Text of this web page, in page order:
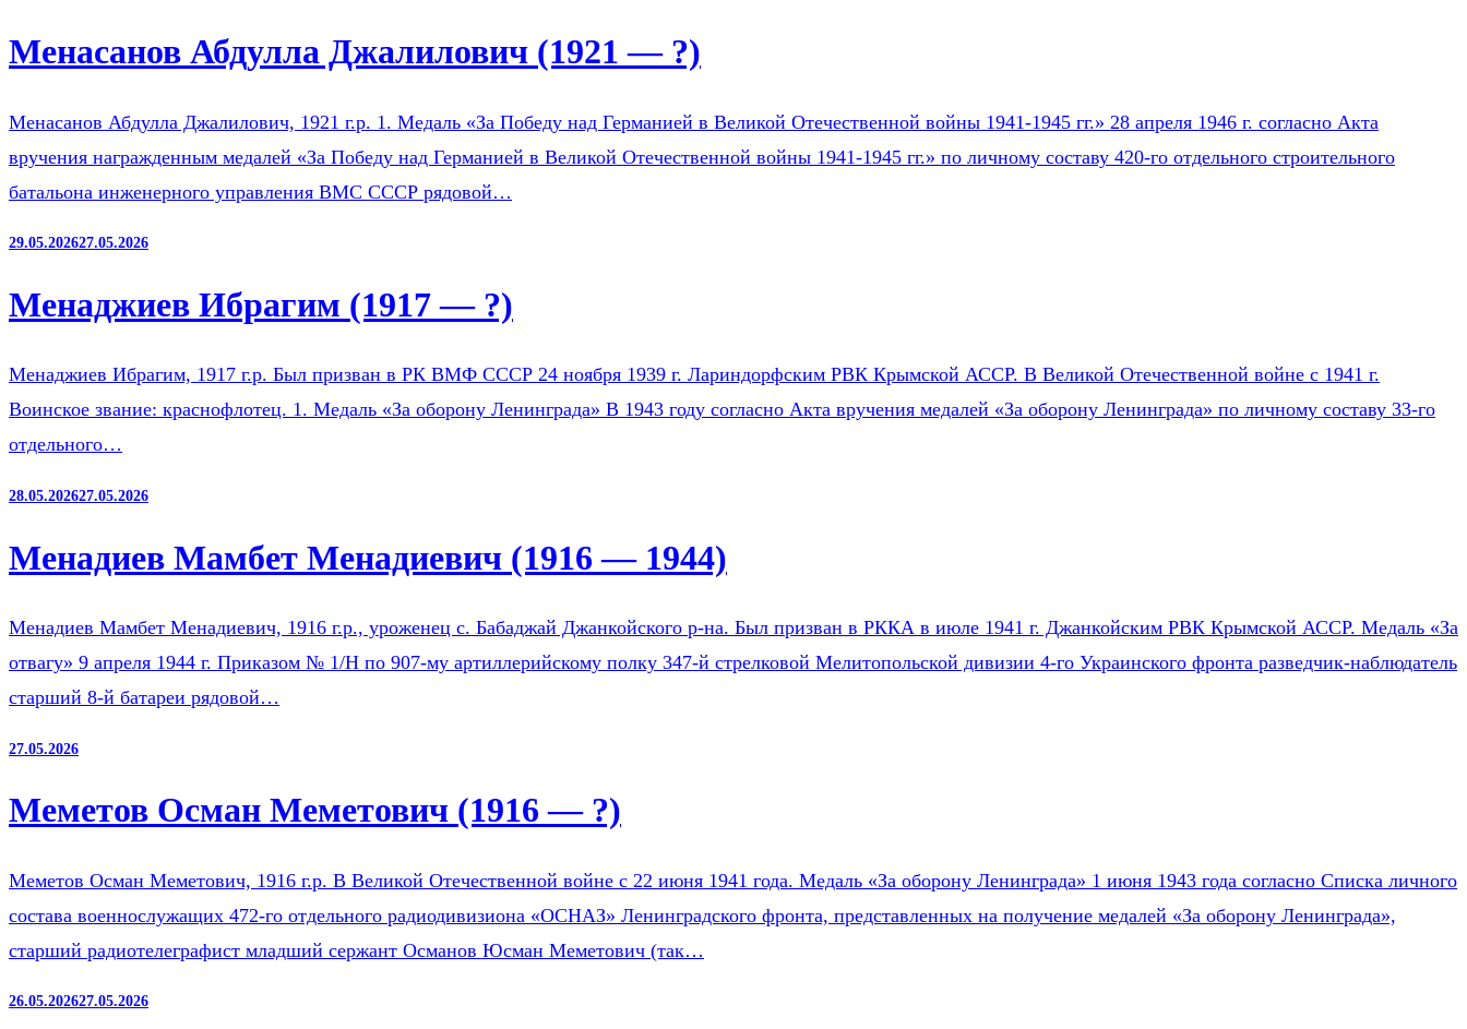
Менасанов Абдулла Джалилович (1921 — ?)
Менасанов Абдулла Джалилович, 1921 г.р. 1. Медаль «За Победу над Германией в Великой Отечественной войны 1941-1945 гг.» 28 апреля 1946 г. согласно Акта
вручения награжденным медалей «За Победу над Германией в Великой Отечественной войны 1941-1945 гг.» по личному составу 420-го отдельного строительного
батальона инженерного управления ВМС СССР рядовой…
29.05.202627.05.2026
Менаджиев Ибрагим (1917 — ?)
Менаджиев Ибрагим, 1917 г.р. Был призван в РК ВМФ СССР 24 ноября 1939 г. Лариндорфским РВК Крымской АССР. В Великой Отечественной войне с 1941 г.
Воинское звание: краснофлотец. 1. Медаль «За оборону Ленинграда» В 1943 году согласно Акта вручения медалей «За оборону Ленинграда» по личному составу 33-го
отдельного…
28.05.202627.05.2026
Менадиев Мамбет Менадиевич (1916 — 1944)
Менадиев Мамбет Менадиевич, 1916 г.р., уроженец с. Бабаджай Джанкойского р-на. Был призван в РККА в июле 1941 г. Джанкойским РВК Крымской АССР. Медаль «За
отвагу» 9 апреля 1944 г. Приказом № 1/Н по 907-му артиллерийскому полку 347-й стрелковой Мелитопольской дивизии 4-го Украинского фронта разведчик-наблюдатель
старший 8-й батареи рядовой…
27.05.2026
Меметов Осман Меметович (1916 — ?)
Меметов Осман Меметович, 1916 г.р. В Великой Отечественной войне с 22 июня 1941 года. Медаль «За оборону Ленинграда» 1 июня 1943 года согласно Списка личного
состава военнослужащих 472-го отдельного радиодивизиона «ОСНАЗ» Ленинградского фронта, представленных на получение медалей «За оборону Ленинграда»,
старший радиотелеграфист младший сержант Османов Юсман Меметович (так…
26.05.202627.05.2026